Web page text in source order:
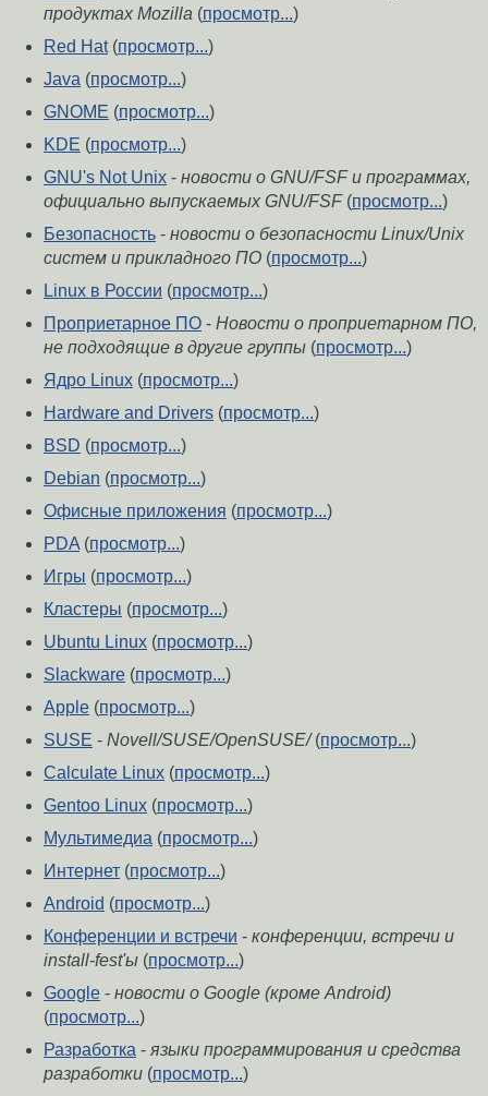
продуктах Mozilla (просмотр...)
Red Hat(просмотр...)
Java (просмотр...)
GNOME (просмотр...)
KDE (просмотр...)
GNU's Not Unix - новости о GNU/FSF и программах,
официально выпускаемых GNU/FSF(просмотр...)
Безопасность - новости о безопасности Linux/Unix
систем и прикладного ПО (просмотр...)
Linux в России (просмотр...)
Проприетарное ПО - Новости о проприетарном ПО,
не подходящие в другие группы (просмотр...)
Ядро Linux (просмотр...)
Hardware and Drivers (просмотр...)
BSD (просмотр...)
Debian (просмотр...)
Офисные приложения (просмотр...)
PDA (просмотр...)
Игры (просмотр...)
Кластеры (просмотр...)
Ubuntu Linux (просмотр...)
Slackware (просмотр...)
Apple (просмотр...)
SUSE - Novell/SUSE/OpenSUSE/(просмотр...)
Calculate Linux (просмотр...)
Gentoo Linux (просмотр...)
Мультимедиа (просмотр...)
Интернет (просмотр...)
Android (просмотр...)
Конференции и встречи - конференции, встречи и
install-fest'ы (просмотр...)
Google - новости о Google (кроме Android)
(просмотр...)
Разработка - языки программирования и средства
разработки (просмотр...)